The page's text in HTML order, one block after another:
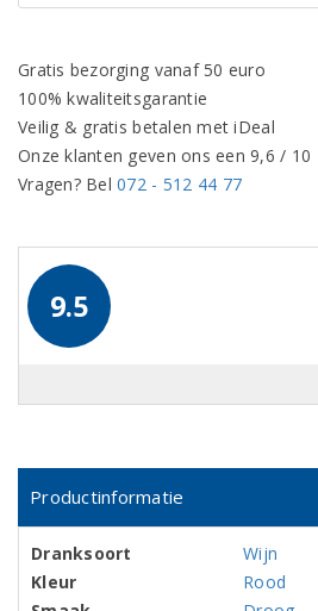
Gratis bezorging vanaf 50 euro
100% kwaliteitsgarantie
Veilig & gratis betalen met iDeal
Onze klanten geven ons een 9,6 / 10
Vragen? Bel072 - 512 44 77
9.5
Productinformatie
Dranksoort
Wijn
Kleur
Rood